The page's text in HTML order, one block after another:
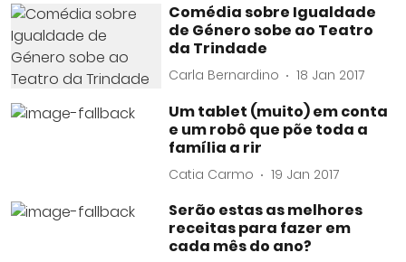
Comédia sobre Igualdade
de Género sobe ao Teatro
da Trindade
Carla Bernardino 18 Jan 2017
Um tablet (muito) em conta
e um robô que põe toda a
família a rir
Catia Carmo 19 Jan 2017
Serão estas as melhores
receitas para fazer em
cada mês do ano?